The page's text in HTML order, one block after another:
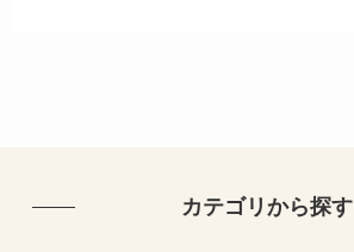
カテゴリから探す